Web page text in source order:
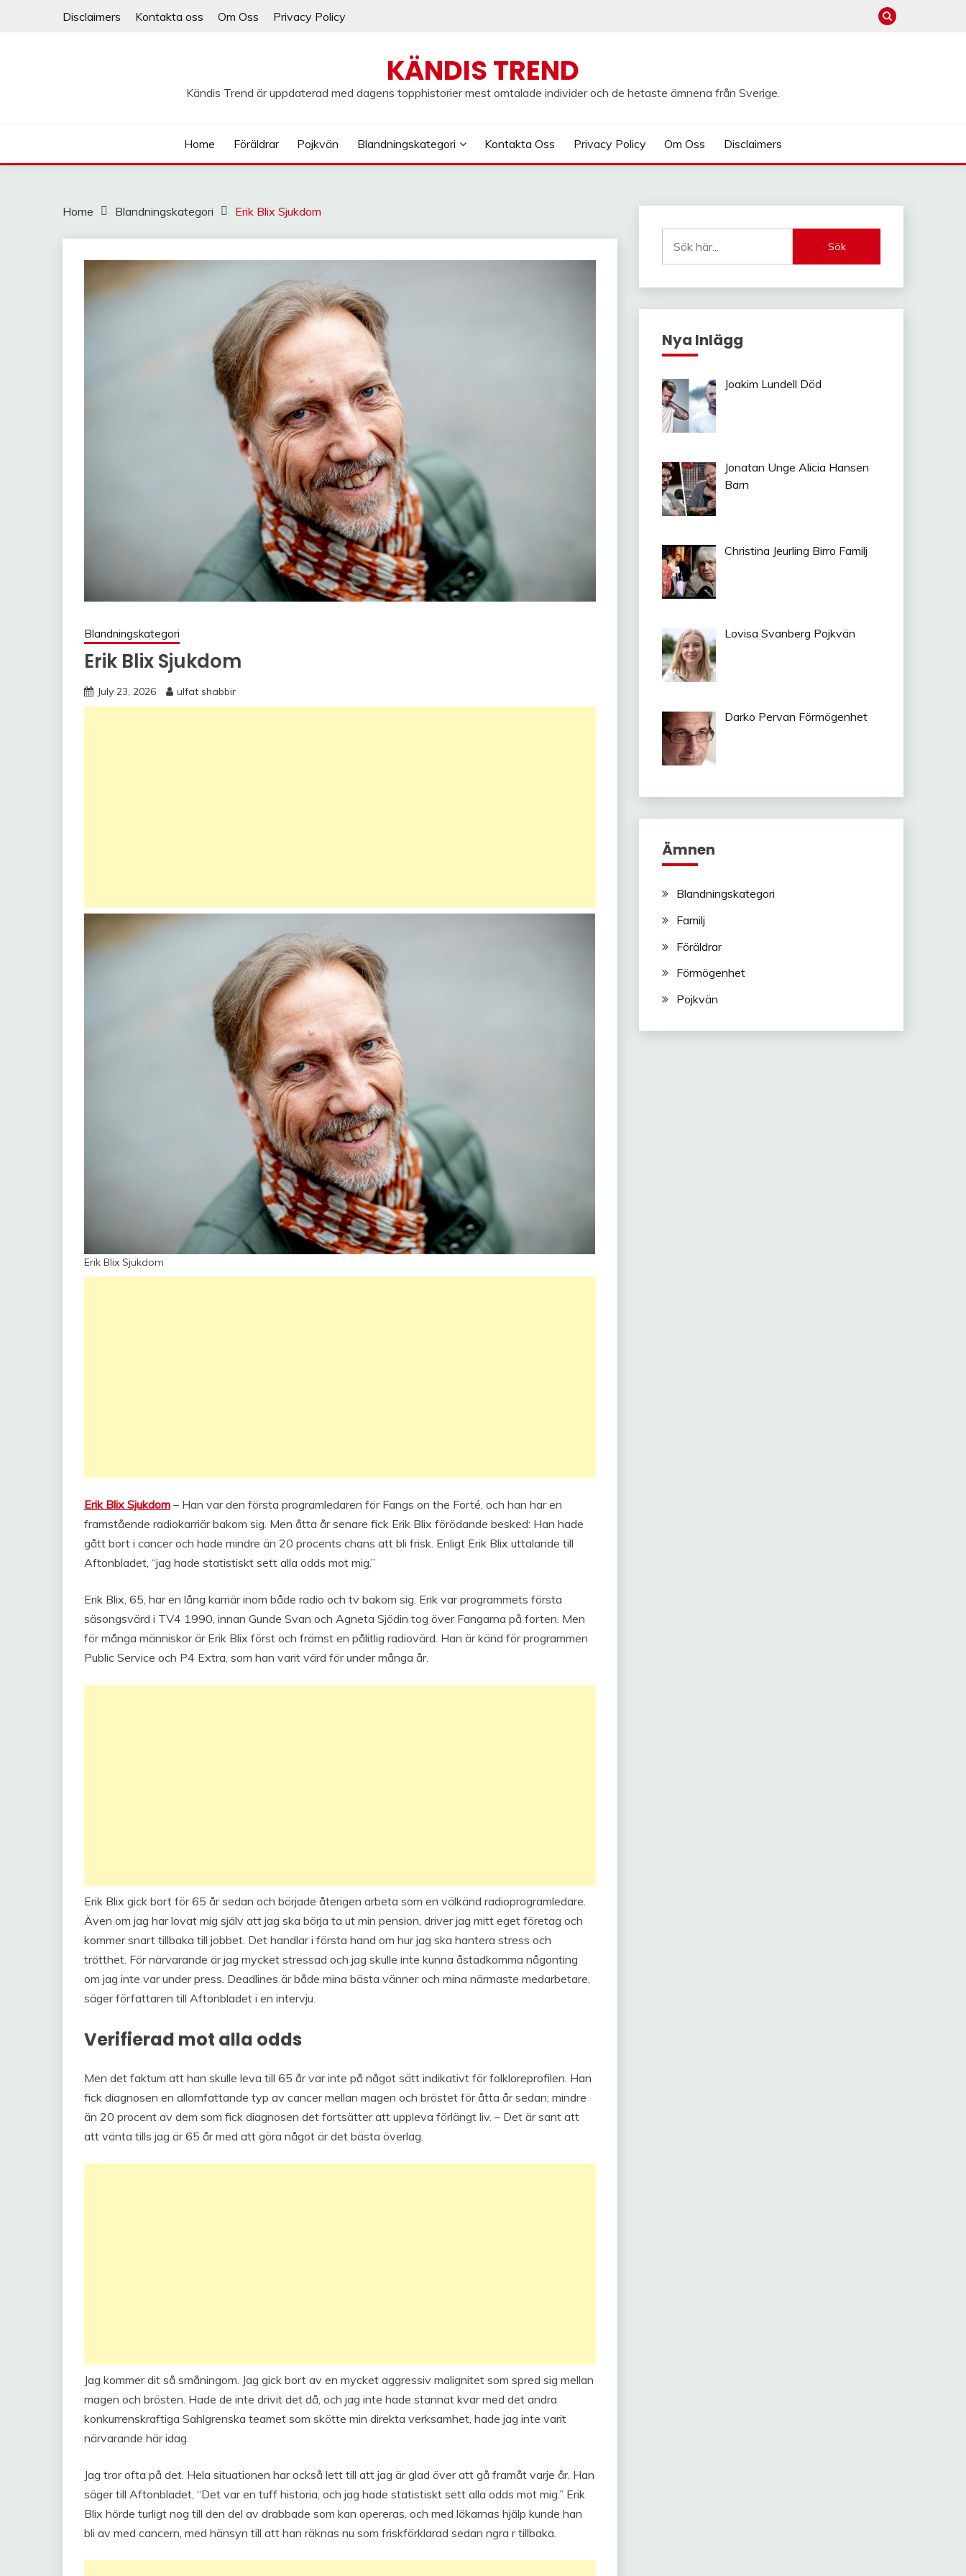
Disclaimers Kontakta oss Om Oss Privacy Policy
KÄNDIS TREND
Kändis Trend är uppdaterad med dagens topphistorier mest omtalade individer och de hetaste ämnena från Sverige.
Home Föräldrar Pojkvän Blandningskategori Kontakta Oss Privacy Policy Om Oss Disclaimers
Home Blandningskategori Erik Blix Sjukdom
Blandningskategori
Erik Blix Sjukdom
July 23, 2026 ulfat shabbir
Erik Blix Sjukdom
Erik Blix Sjukdom – Han var den första programledaren för Fangs on the Forté, och han har en
framstående radiokarriär bakom sig. Men åtta år senare fick Erik Blix förödande besked: Han hade
gått bort i cancer och hade mindre än 20 procents chans att bli frisk. Enligt Erik Blix uttalande till
Aftonbladet, “jag hade statistiskt sett alla odds mot mig.”
Erik Blix, 65, har en lång karriär inom både radio och tv bakom sig. Erik var programmets första
säsongsvärd i TV4 1990, innan Gunde Svan och Agneta Sjödin tog över Fangarna på forten. Men
för många människor är Erik Blix först och främst en pålitlig radiovärd. Han är känd för programmen
Public Service och P4 Extra, som han varit värd för under många år.
Erik Blix gick bort för 65 år sedan och började återigen arbeta som en välkänd radioprogramledare.
Även om jag har lovat mig själv att jag ska börja ta ut min pension, driver jag mitt eget företag och
kommer snart tillbaka till jobbet. Det handlar i första hand om hur jag ska hantera stress och
trötthet. För närvarande är jag mycket stressad och jag skulle inte kunna åstadkomma någonting
om jag inte var under press. Deadlines är både mina bästa vänner och mina närmaste medarbetare,
säger författaren till Aftonbladet i en intervju.
Verifierad mot alla odds
Men det faktum att han skulle leva till 65 år var inte på något sätt indikativt för folkloreprofilen. Han
fick diagnosen en allomfattande typ av cancer mellan magen och bröstet för åtta år sedan; mindre
än 20 procent av dem som fick diagnosen det fortsätter att uppleva förlängt liv. – Det är sant att
att vänta tills jag är 65 år med att göra något är det bästa överlag.
Jag kommer dit så småningom. Jag gick bort av en mycket aggressiv malignitet som spred sig mellan
magen och brösten. Hade de inte drivit det då, och jag inte hade stannat kvar med det andra
konkurrenskraftiga Sahlgrenska teamet som skötte min direkta verksamhet, hade jag inte varit
närvarande här idag.
Jag tror ofta på det. Hela situationen har också lett till att jag är glad över att gå framåt varje år. Han
säger till Aftonbladet, “Det var en tuff historia, och jag hade statistiskt sett alla odds mot mig.” Erik
Blix hörde turligt nog till den del av drabbade som kan opereras, och med läkarnas hjälp kunde han
bli av med cancern, med hänsyn till att han räknas nu som friskförklarad sedan ngra r tillbaka.
Sök
Nya Inlägg
Joakim Lundell Död
Jonatan Unge Alicia Hansen
Barn
Christina Jeurling Birro Familj
Lovisa Svanberg Pojkvän
Darko Pervan Förmögenhet
Ämnen
Blandningskategori
Familj
Föräldrar
Förmögenhet
Pojkvän